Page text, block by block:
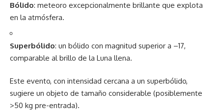
Bólido: meteoro excepcionalmente brillante que explota
en la atmósfera.
Superbólido: un bólido con magnitud superior a –17,
comparable al brillo de la Luna llena.
Este evento, con intensidad cercana a un superbólido,
sugiere un objeto de tamaño considerable (posiblemente
>50 kg pre-entrada).